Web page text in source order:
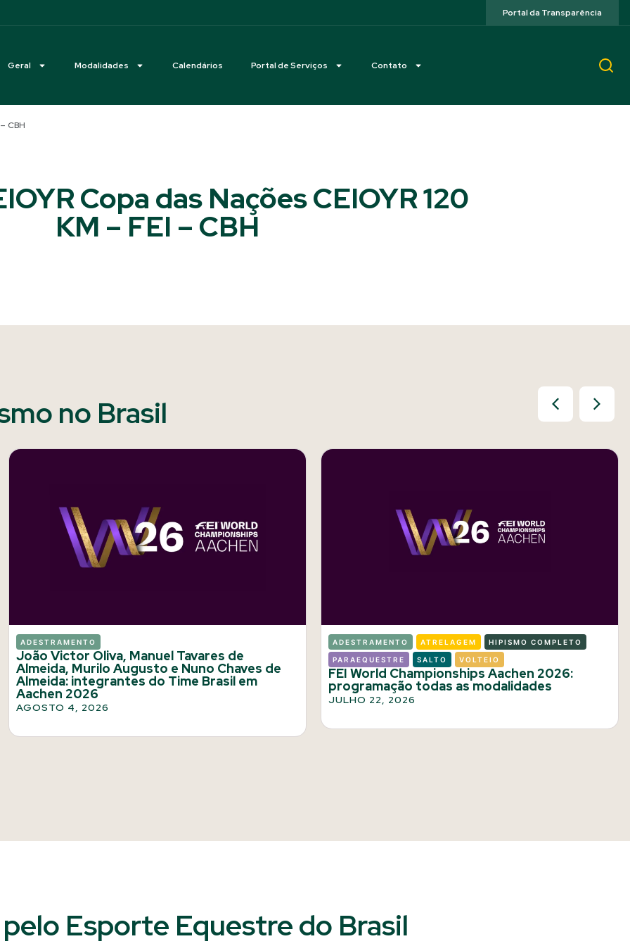
Portal da Transparência
Geral Modalidades Calendários Portal de Serviços Contato
CBH
Copa das Nações CEIOYR 120
KM – FEI – CBH
no Brasil
ADESTRAMENTO
João Victor Oliva, Manuel Tavares de
Almeida, Murilo Augusto e Nuno Chaves de
Almeida: integrantes do Time Brasil em
Aachen 2026
AGOSTO 4, 2026
ADESTRAMENTO ATRELAGEM HIPISMO COMPLETO
PARAEQUESTRE SALTO VOLTEIO
FEI World Championships Aachen 2026:
programação todas as modalidades
JULHO 22, 2026
Esporte Equestre do Brasil​